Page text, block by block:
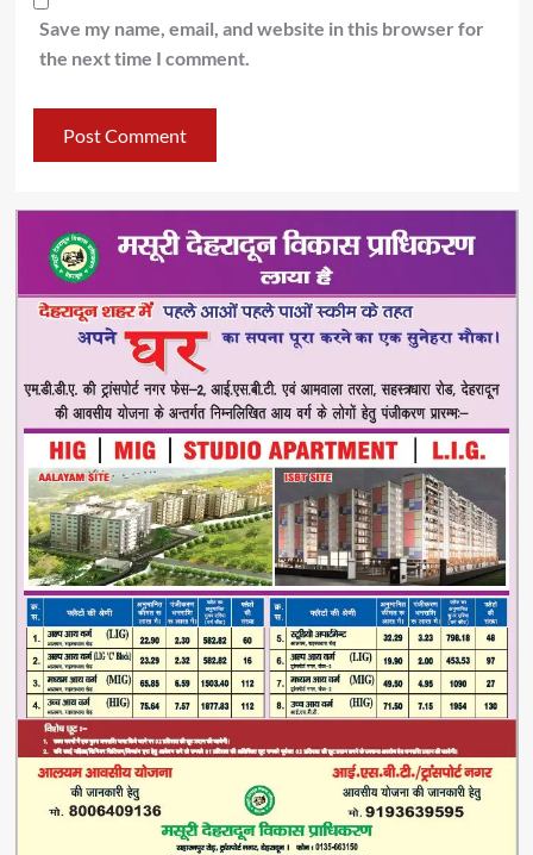
Save my name, email, and website in this browser for
the next time I comment.